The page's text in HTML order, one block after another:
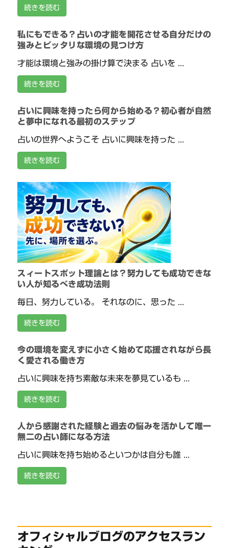
続きを読む
私にもできる？占いの才能を開花させる自分だけの
強みとピッタリな環境の見つけ方
才能は環境と強みの掛け算で決まる 占いを ...
続きを読む
占いに興味を持ったら何から始める？初心者が自然
と夢中になれる最初のステップ
占いの世界へようこそ 占いに興味を持った ...
続きを読む
スィートスポット理論とは？努力しても成功できな
い人が知るべき成功法則
毎日、努力している。 それなのに、思った ...
続きを読む
今の環境を変えずに小さく始めて応援されながら長
く愛される働き方
占いに興味を持ち素敵な未来を夢見ているも ...
続きを読む
人から感謝された経験と過去の悩みを活かして唯一
無二の占い師になる方法
占いに興味を持ち始めるといつかは自分も誰 ...
続きを読む
オフィシャルブログのアクセスラン